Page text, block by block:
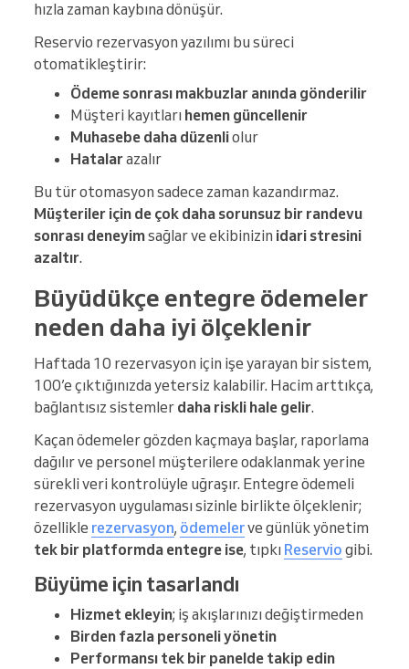
hızla zaman kaybına dönüşür.
Reservio rezervasyon yazılımı bu süreci
otomatikleştirir:
Ödeme sonrası makbuzlar anında gönderilir
Müşteri kayıtları hemen güncellenir
Muhasebe daha düzenliolur
Hatalarazalır
Bu tür otomasyon sadece zaman kazandırmaz.
Müşteriler için de çok daha sorunsuz bir randevu
sonrası deneyimsağlar ve ekibinizin idari stresini
azaltır.
Büyüdükçe entegre ödemeler
neden daha iyi ölçeklenir
Haftada 10 rezervasyon için işe yarayan bir sistem,
100’e çıktığınızda yetersiz kalabilir. Hacim arttıkça,
bağlantısız sistemler daha riskli hale gelir.
Kaçan ödemeler gözden kaçmaya başlar, raporlama
dağılır ve personel müşterilere odaklanmak yerine
sürekli veri kontrolüyle uğraşır. Entegre ödemeli
rezervasyon uygulaması sizinle birlikte ölçeklenir;
özellikle rezervasyon, ödemelerve günlük yönetim
tek bir platformda entegre ise, tıpkı Reservio gibi.
Büyüme için tasarlandı
Hizmet ekleyin; iş akışlarınızı değiştirmeden
Birden fazla personeli yönetin
Performansı tek bir panelde takip edin